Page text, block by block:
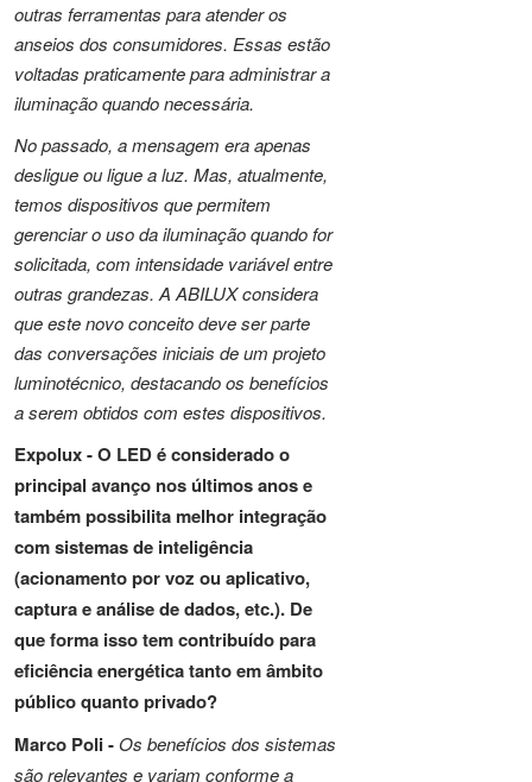
outras ferramentas para atender os
anseios dos consumidores. Essas estão
voltadas praticamente para administrar a
iluminação quando necessária.
No passado, a mensagem era apenas
desligue ou ligue a luz. Mas, atualmente,
temos dispositivos que permitem
gerenciar o uso da iluminação quando for
solicitada, com intensidade variável entre
outras grandezas. A ABILUX considera
que este novo conceito deve ser parte
das conversações iniciais de um projeto
luminotécnico, destacando os benefícios
a serem obtidos com estes dispositivos.
Expolux -O LED é considerado o
principal avanço nos últimos anos e
também possibilita melhor integração
com sistemas de inteligência
(acionamento por voz ou aplicativo,
captura e análise de dados, etc.). De
que forma isso tem contribuído para
eficiência energética tanto em âmbito
público quanto privado?
Marco Poli - Os benefícios dos sistemas
são relevantes e variam conforme a